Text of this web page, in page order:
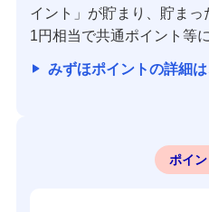
イント」が貯まり、貯まっ
1円相当で共通ポイント等
みずほポイントの詳細
ポイン